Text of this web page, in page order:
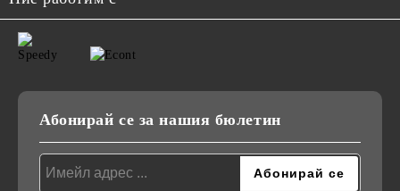
Абонирай се за нашия бюлетин